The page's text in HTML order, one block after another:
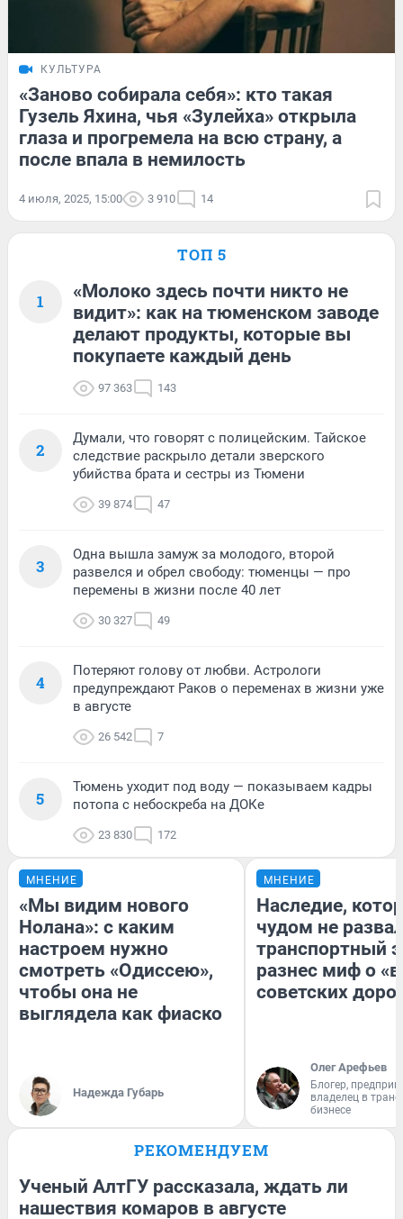
КУЛЬТУРА
«Заново собирала себя»: кто такая
Гузель Яхина, чья «Зулейха» открыла
глаза и прогремела на всю страну, а
после впала в немилость
4 июля, 2025, 15:00 3 910 14
ТОП 5
1
«Молоко здесь почти никто не
видит»: как на тюменском заводе
делают продукты, которые вы
покупаете каждый день
97 363 143
2
Думали, что говорят с полицейским. Тайское
следствие раскрыло детали зверского
убийства брата и сестры из Тюмени
39 874 47
3
Одна вышла замуж за молодого, второй
развелся и обрел свободу: тюменцы — про
перемены в жизни после 40 лет
30 327 49
4
Потеряют голову от любви. Астрологи
предупреждают Раков о переменах в жизни уже
в августе
26 542 7
5
Тюмень уходит под воду — показываем кадры
потопа с небоскреба на ДОКе
23 830 172
МНЕНИЕ
«Мы видим нового
Нолана»: с каким
настроем нужно
смотреть «Одиссею»,
чтобы она не
выглядела как фиаско
Надежда Губарь
МНЕНИЕ
Наследие,
чудом не
транспортный
разнес миф о
советских
Олег Арефьев
Блогер,
владелец в
бизнесе
РЕКОМЕНДУЕМ
Ученый АлтГУ рассказала, ждать ли
нашествия комаров в августе